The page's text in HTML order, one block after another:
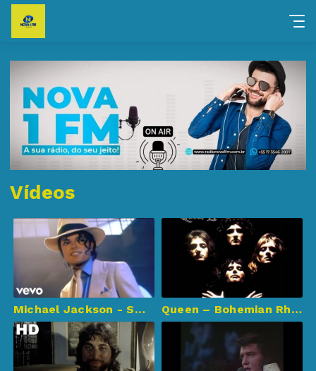
Vídeos
Michael Jackson - Smooth Criminal (Official Video) Queen – Bohemian Rhapsody (Official Video Remastered)